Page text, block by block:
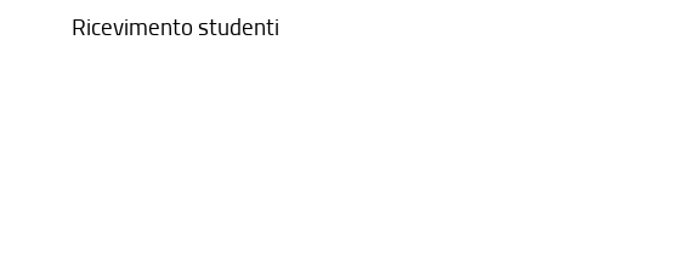
Ricevimento studenti